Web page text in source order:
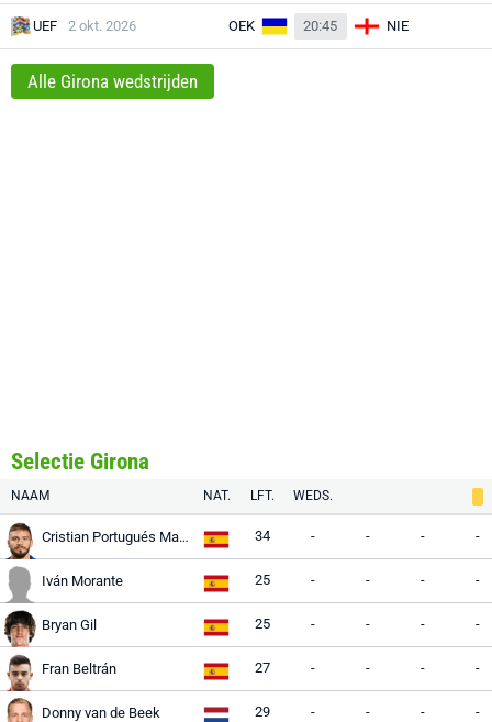
UEF 2 okt. 2026 OEK 20:45 NIE
Alle Girona wedstrijden
Selectie Girona
NAAM NAT. LFT. WEDS.
Cristian Portugués Manzanera 34 - - - -
Iván Morante 25 - - - -
Bryan Gil 25 - - - -
Fran Beltrán 27 - - - -
Donny van de Beek 29 - - - -